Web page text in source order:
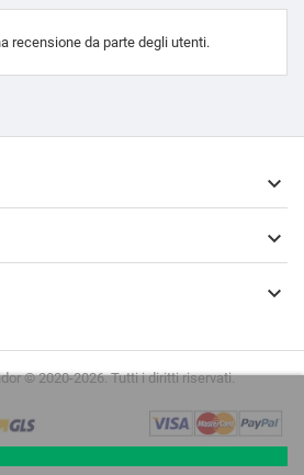
recensione da parte degli utenti.



© 2020-2026. Tutti i diritti riservati.